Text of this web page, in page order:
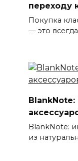
переходу
Покупка
— это всегда
BlankNote:
BlankNote:
из